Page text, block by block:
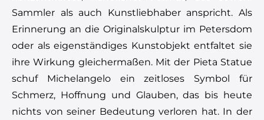
Sammler als auch Kunstliebhaber anspricht. Als
Erinnerung an die Originalskulptur im Petersdom
oder als eigenständiges Kunstobjekt entfaltet sie
ihre Wirkung gleichermaßen. Mit der Pieta Statue
schuf Michelangelo ein zeitloses Symbol für
Schmerz, Hoffnung und Glauben, das bis heute
nichts von seiner Bedeutung verloren hat. In der